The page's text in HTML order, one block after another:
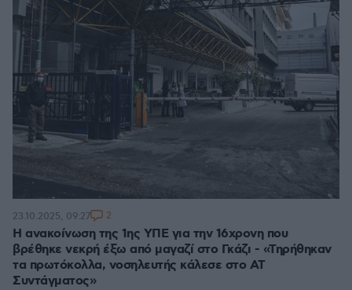
Η ανακοίνωση της 1ης ΥΠΕ για την 16χρονη που
βρέθηκε νεκρή έξω από μαγαζί στο Γκάζι - «Τηρήθηκαν
τα πρωτόκολλα, νοσηλευτής κάλεσε στο ΑΤ
Συντάγματος»
23.10.2025, 09:27 2